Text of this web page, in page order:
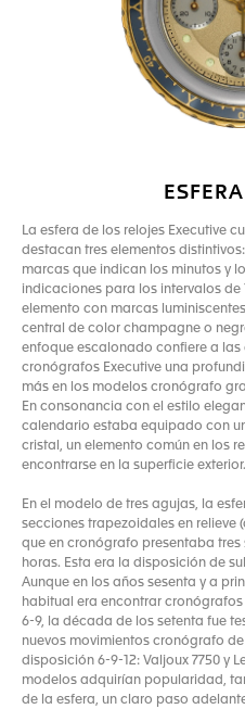
La esfera de los relojes Executive
destacan tres elementos
marcas que indican los minutos y
indicaciones para los intervalos
elemento con marcas
central de color champagne o
enfoque escalonado confiere a las
cronógrafos Executive una
más en los modelos cronógrafo
En consonancia con el estilo
calendario estaba equipado con
cristal, un elemento común en los
encontrarse en la superficie exterior.
En el modelo de tres agujas, la
secciones trapezoidales en relieve
que en cronógrafo presentaba tres
horas. Esta era la disposición de
Aunque en los años sesenta y a
habitual era encontrar
6-9, la década de los setenta fue
nuevos movimientos cronógrafo
disposición 6-9-12: Valjoux 7750 y
modelos adquirían popularidad,
de la esfera, un claro paso